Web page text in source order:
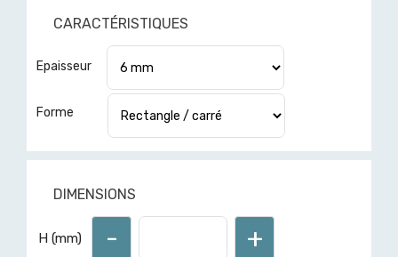
CARACTÉRISTIQUES
Epaisseur
dimensions hors limites affichées,
Forme
DIMENSIONS
H (mm) - +